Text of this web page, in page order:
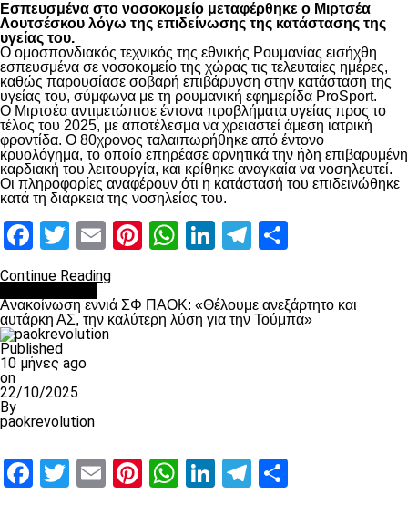
Εσπευσμένα στο νοσοκομείο μεταφέρθηκε ο Μιρτσέα
Λουτσέσκου λόγω της επιδείνωσης της κατάστασης της
υγείας του.
Ο ομοσπονδιακός τεχνικός της εθνικής Ρουμανίας εισήχθη
εσπευσμένα σε νοσοκομείο της χώρας τις τελευταίες ημέρες,
καθώς παρουσίασε σοβαρή επιβάρυνση στην κατάσταση της
υγείας του, σύμφωνα με τη ρουμανική εφημερίδα ProSport.
Ο Μιρτσέα αντιμετώπισε έντονα προβλήματα υγείας προς το
τέλος του 2025, με αποτέλεσμα να χρειαστεί άμεση ιατρική
φροντίδα. Ο 80χρονος ταλαιπωρήθηκε από έντονο
κρυολόγημα, το οποίο επηρέασε αρνητικά την ήδη επιβαρυμένη
καρδιακή του λειτουργία, και κρίθηκε αναγκαία να νοσηλευτεί.
Οι πληροφορίες αναφέρουν ότι η κατάστασή του επιδεινώθηκε
κατά τη διάρκεια της νοσηλείας του.
Facebook
Twitter
EmailPinterest
WhatsApp
LinkedIn
Telegram
Continue Reading
Ανακοίνωση εννιά ΣΦ ΠΑΟΚ: «Θέλουμε ανεξάρτητο και
αυτάρκη ΑΣ, την καλύτερη λύση για την Τούμπα»
Published
10 μήνες ago
on
22/10/2025
By
paokrevolution
Facebook
Twitter
EmailPinterest
WhatsApp
LinkedIn
Telegram